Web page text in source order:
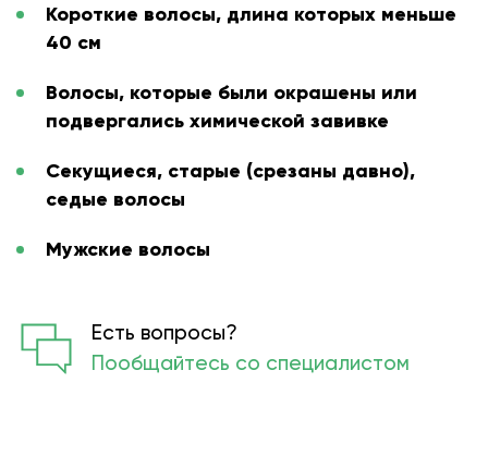
Короткие волосы, длина которых меньше
40 см
Волосы, которые были окрашены или
подвергались химической завивке
Секущиеся, старые (срезаны давно),
седые волосы
Мужские волосы
Есть вопросы?
Пообщайтесь со специалистом